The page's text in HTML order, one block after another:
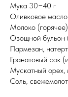
Мука 30−40 г
Оливковое масло
Молоко
Овощной бульон
Пармезан,
Гранатовый сок
Мускатный орех,
Соль,